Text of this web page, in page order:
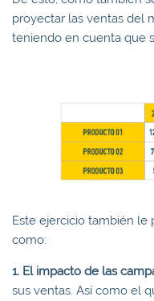
proyectar las ventas del
teniendo en cuenta que
Este ejercicio también
como:
1. El impacto de las
sus ventas. Así como el